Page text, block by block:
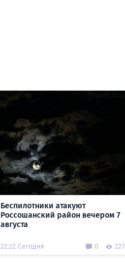
Беспилотники атакуют
Россошанский район вечером 7
августа
22:22 Сегодня 0 227